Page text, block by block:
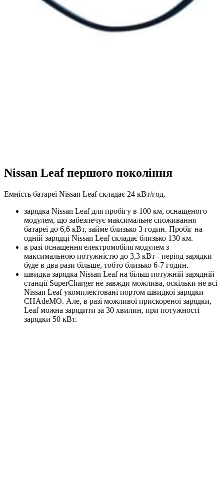
Nissan Leaf першого покоління
Емність батареї Nissan Leaf складає 24 кВт/год.
зарядка Nissan Leaf для пробігу в 100 км, оснащеного
модулем, що забезпечує максимальне споживання
батареї до 6,6 кВт, займе близько 3 годин. Пробіг на
одній зарядці Nissan Leaf складає близько 130 км.
в разі оснащення електромобіля модулем з
максимальною потужністю до 3,3 кВт - період зарядки
буде в два рази більше, тобто близько 6-7 годин.
швидка зарядка Nissan Leaf на більш потужній зарядній
станції SuperCharger не завжди можлива, оскільки не всі
Nissan Leaf укомплектовані портом швидкої зарядки
CHAdeMO. Але, в разі можливої ​​прискореної зарядки,
Leaf можна зарядити за 30 хвилин, при потужності
зарядки 50 кВт.